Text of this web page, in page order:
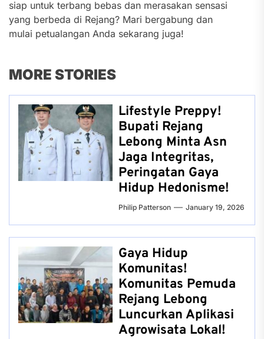
siap untuk terbang bebas dan merasakan sensasi
yang berbeda di Rejang? Mari bergabung dan
mulai petualangan Anda sekarang juga!
MORE STORIES
Lifestyle Preppy!
Bupati Rejang
Lebong Minta Asn
Jaga Integritas,
Peringatan Gaya
Hidup Hedonisme!
Philip Patterson January 19, 2026
Gaya Hidup
Komunitas!
Komunitas Pemuda
Rejang Lebong
Luncurkan Aplikasi
Agrowisata Lokal!